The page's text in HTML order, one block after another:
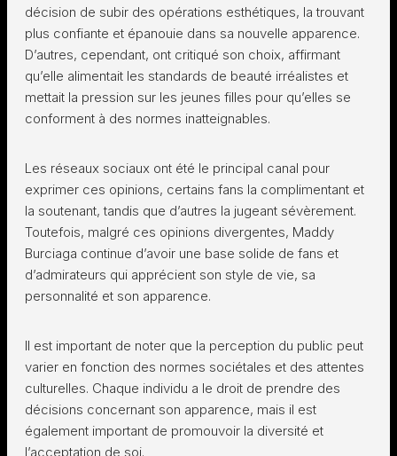
décision de subir des opérations esthétiques, la trouvant
plus confiante et épanouie dans sa nouvelle apparence.
D’autres, cependant, ont critiqué son choix, affirmant
qu’elle alimentait les standards de beauté irréalistes et
mettait la pression sur les jeunes filles pour qu’elles se
conforment à des normes inatteignables.
Les réseaux sociaux ont été le principal canal pour
exprimer ces opinions, certains fans la complimentant et
la soutenant, tandis que d’autres la jugeant sévèrement.
Toutefois, malgré ces opinions divergentes, Maddy
Burciaga continue d’avoir une base solide de fans et
d’admirateurs qui apprécient son style de vie, sa
personnalité et son apparence.
Il est important de noter que la perception du public peut
varier en fonction des normes sociétales et des attentes
culturelles. Chaque individu a le droit de prendre des
décisions concernant son apparence, mais il est
également important de promouvoir la diversité et
l’acceptation de soi.